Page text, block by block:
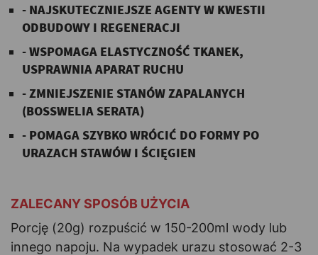
- NAJSKUTECZNIEJSZE AGENTY W KWESTII
ODBUDOWY I REGENERACJI
- WSPOMAGA ELASTYCZNOŚĆ TKANEK,
USPRAWNIA APARAT RUCHU
- ZMNIEJSZENIE STANÓW ZAPALANYCH
(BOSSWELIA SERATA)
- POMAGA SZYBKO WRÓCIĆ DO FORMY PO
URAZACH STAWÓW I ŚCIĘGIEN
ZALECANY SPOSÓB UŻYCIA
Porcję (20g) rozpuścić w 150-200ml wody lub
innego napoju. Na wypadek urazu stosować 2-3